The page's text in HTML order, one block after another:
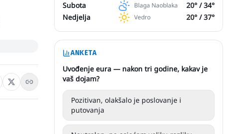
Subota
Blaga Naoblaka 20° /34°
Nedjelja
Vedro 20° /37°
ANKETA
Uvođenje eura — nakon tri godine, kakav je
vaš dojam?
Pozitivan, olakšalo je poslovanje i
putovanja